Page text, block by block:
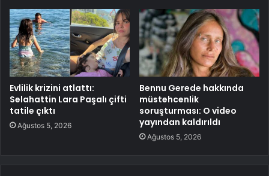
Evlilik krizini atlattı:
Selahattin Lara Paşalı çifti
tatile çıktı
Ağustos 5, 2026
Bennu Gerede hakkında
müstehcenlik
soruşturması: O video
yayından kaldırıldı
Ağustos 5, 2026